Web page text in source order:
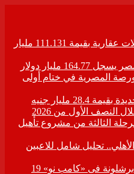
البنوك والشركات تضخ تمويلات عقارية بقيمة 111.131 مليار
مليار دولار
المصرية في ختام أولى
مدينة مصر تسجل مبيعات جديدة بقيمة 28.4 مليار جنيه
النصف الأول من 2026
الثالثة من مشروع تأهيل
تحليل شامل للاعبين
موعد تاريخي.. الأهلي يواجه برشلونة فى «كامب نو» 19